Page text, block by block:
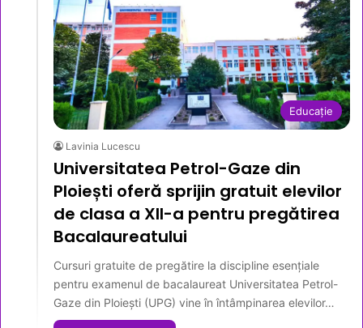
Educație
Lavinia Lucescu
Universitatea Petrol-Gaze din
Ploiești oferă sprijin gratuit elevilor
de clasa a XII-a pentru pregătirea
Bacalaureatului
Cursuri gratuite de pregătire la discipline esențiale
pentru examenul de bacalaureat Universitatea Petrol-
Gaze din Ploiești (UPG) vine în întâmpinarea elevilor…